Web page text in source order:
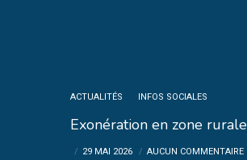
ACTUALITÉS INFOS SOCIALES
Exonération en zone
29 MAI 2026 AUCUN COMMENTAIRE